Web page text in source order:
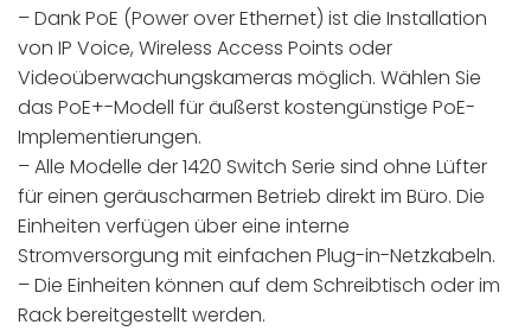
– Dank PoE (Power over Ethernet) ist die Installation
von IP Voice, Wireless Access Points oder
Videoüberwachungskameras möglich. Wählen Sie
das PoE+-Modell für äußerst kostengünstige PoE-
Implementierungen.
– Alle Modelle der 1420 Switch Serie sind ohne Lüfter
für einen geräuscharmen Betrieb direkt im Büro. Die
Einheiten verfügen über eine interne
Stromversorgung mit einfachen Plug-in-Netzkabeln.
– Die Einheiten können auf dem Schreibtisch oder im
Rack bereitgestellt werden.